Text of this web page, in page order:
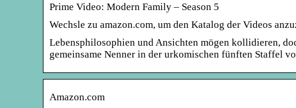
Prime Video: Modern Family – Season 5
Wechsle zu amazon.com, um den Katalog der Videos
Lebensphilosophien und Ansichten mögen kollidieren,
gemeinsame Nenner in der urkomischen fünften Staffel
Amazon.com